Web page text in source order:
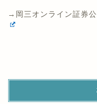
→岡三オンライン証券